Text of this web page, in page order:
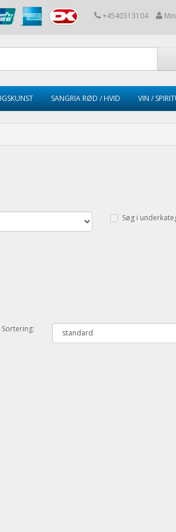
+4540313104
SANGRIA RØD / HVID VIN /
Søg i
Sortering: